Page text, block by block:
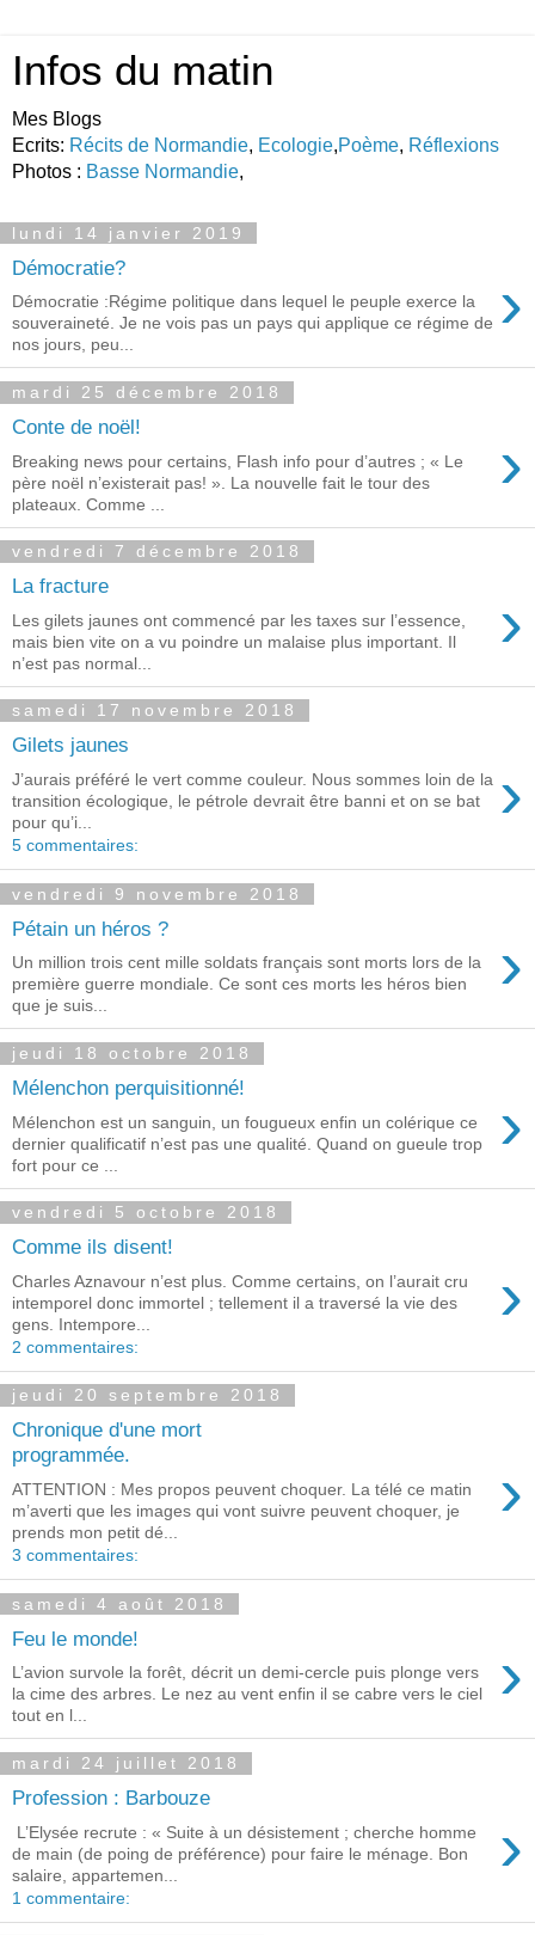
Infos du matin
Mes Blogs
Ecrits: Récits de Normandie, Ecologie,Poème, Réflexions
Photos : Basse Normandie,
lundi 14 janvier 2019
Démocratie? ›
Démocratie :Régime politique dans lequel le peuple exerce la
souveraineté. Je ne vois pas un pays qui applique ce régime de
nos jours, peu...
mardi 25 décembre 2018
Conte de noël! ›
Breaking news pour certains, Flash info pour d’autres ; « Le
père noël n’existerait pas! ». La nouvelle fait le tour des
plateaux. Comme ...
vendredi 7 décembre 2018
La fracture ›
Les gilets jaunes ont commencé par les taxes sur l’essence,
mais bien vite on a vu poindre un malaise plus important. Il
n’est pas normal...
samedi 17 novembre 2018
Gilets jaunes
›
J’aurais préféré le vert comme couleur. Nous sommes loin de la
transition écologique, le pétrole devrait être banni et on se bat
pour qu’i...
5 commentaires:
vendredi 9 novembre 2018
Pétain un héros ? ›
Un million trois cent mille soldats français sont morts lors de la
première guerre mondiale. Ce sont ces morts les héros bien
que je suis...
jeudi 18 octobre 2018
Mélenchon perquisitionné! ›
Mélenchon est un sanguin, un fougueux enfin un colérique ce
dernier qualificatif n’est pas une qualité. Quand on gueule trop
fort pour ce ...
vendredi 5 octobre 2018
Comme ils disent!
›
Charles Aznavour n’est plus. Comme certains, on l’aurait cru
intemporel donc immortel ; tellement il a traversé la vie des
gens. Intempore...
2 commentaires:
jeudi 20 septembre 2018
Chronique d'une mort
programmée.
›
ATTENTION : Mes propos peuvent choquer. La télé ce matin
m’averti que les images qui vont suivre peuvent choquer, je
prends mon petit dé...
3 commentaires:
samedi 4 août 2018
Feu le monde! ›
L’avion survole la forêt, décrit un demi-cercle puis plonge vers
la cime des arbres. Le nez au vent enfin il se cabre vers le ciel
tout en l...
mardi 24 juillet 2018
Profession : Barbouze
›
L’Elysée recrute : « Suite à un désistement ; cherche homme
de main (de poing de préférence) pour faire le ménage. Bon
salaire, appartemen...
1 commentaire: